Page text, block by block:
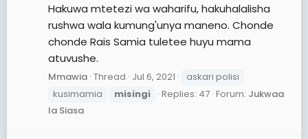
Hakuwa mtetezi wa waharifu, hakuhalalisha
rushwa wala kumung'unya maneno. Chonde
chonde Rais Samia tuletee huyu mama
atuvushe.
Mmawia Thread Jul 6, 2021
askari polisi
kusimamia
misingi Replies: 47 Forum: Jukwaa
la Siasa